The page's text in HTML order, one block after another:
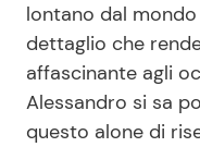
lontano dal
dettaglio che
affascinante agli
Alessandro si sa
questo alone di